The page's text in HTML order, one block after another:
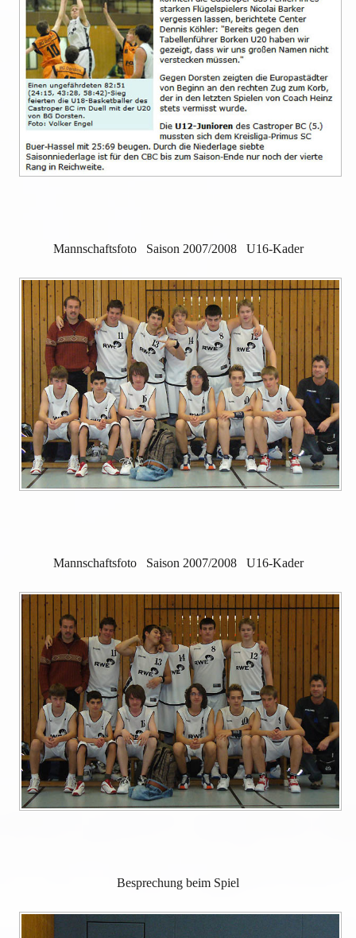
Mannschaftsfoto Saison 2007/2008 U16-Kader
Mannschaftsfoto Saison 2007/2008 U16-Kader
Besprechung beim Spiel